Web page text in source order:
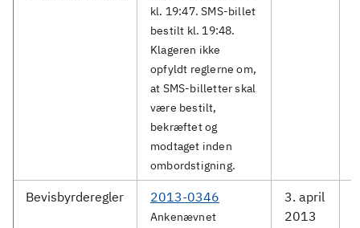
kl. 19:47. SMS-billet
bestilt kl. 19:48.
Klageren ikke
opfyldt reglerne om,
at SMS-billetter skal
være bestilt,
bekræftet og
modtaget inden
ombordstigning.
Bevisbyrderegler 2013-0346
Ankenævnet
3. april
2013